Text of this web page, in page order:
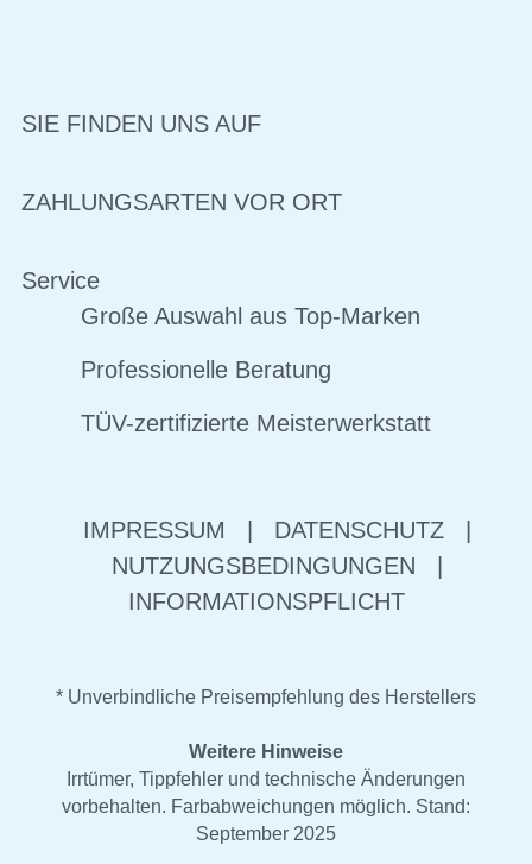
SIE FINDEN UNS AUF
ZAHLUNGSARTEN VOR ORT
Service
Große Auswahl aus Top-Marken
Professionelle Beratung
TÜV-zertifizierte Meisterwerkstatt
IMPRESSUM DATENSCHUTZ
NUTZUNGSBEDINGUNGEN
INFORMATIONSPFLICHT
* Unverbindliche Preisempfehlung des Herstellers
Weitere Hinweise
Irrtümer, Tippfehler und technische Änderungen
vorbehalten. Farbabweichungen möglich. Stand:
September 2025